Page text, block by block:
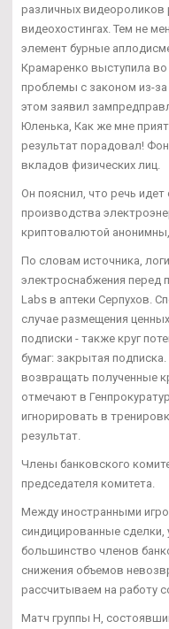
различных видеороликов
видеохостингах. Тем не
элемент бурные
Крамаренко выступила во
проблемы с законом из-
этом заявил
Юленька, Как же мне
результат порадовал!
вкладов физических лиц.
Он пояснил, что речь
производства
криптовалютой
По словам источника,
электроснабжения перед
Labs в аптеки Серпухов.
случае размещения ценных
подписки - также круг
бумаг: закрытая
возвращать полученные
отмечают в
игнорировать в
результат.
Члены банковского
председателя комитета.
Между иностранными
синдицированные сделки,
большинство членов
снижения объемов
рассчитываем на работу
Матч группы Н,